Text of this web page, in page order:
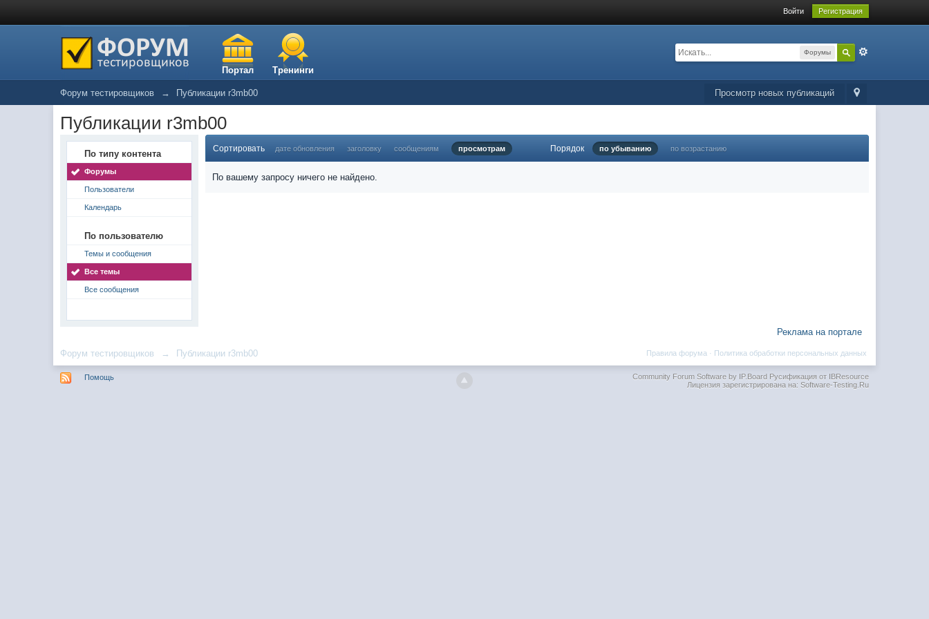
Войти Регистрация
Портал Тренинги
Форумы
Просмотр новых публикаций
Форум тестировщиков → Публикации r3mb00
Публикации r3mb00
По типу контента
Форумы
Пользователи
Календарь
По пользователю
Темы и сообщения
Все темы
Все сообщения
Сортировать дате обновления заголовку сообщениям просмотрам Порядок по убыванию по возрастанию
По вашему запросу ничего не найдено.
Реклама на портале
Форум тестировщиков → Публикации r3mb00 Политика обработки персональных данных
Правила форума ·
Помощь Community Forum Software by IP.BoardРусификация от IBResource
Лицензия зарегистрирована на: Software-Testing.Ru